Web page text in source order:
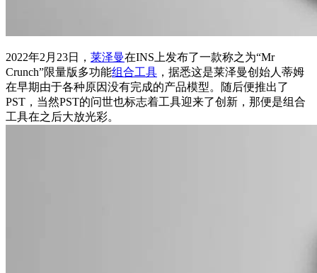
2022年2月23日， 莱泽曼在INS上发布了一款称之为“Mr
Crunch”限量版多功能组合工具 ，据悉这是莱泽曼创始人蒂姆
在早期由于各种原因没有完成的产品模型。随后便推出了
PST，当然PST的问世也标志着工具迎来了创新，那便是组合
工具在之后大放光彩。